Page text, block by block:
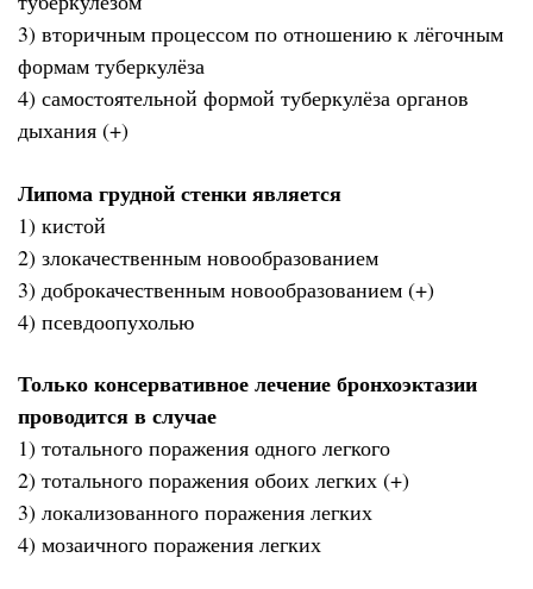
3) вторичным процессом по отношению к лёгочным
формам туберкулёза
4) самостоятельной формой туберкулёза органов
дыхания (+)
Липома грудной стенки является
1) кистой
2) злокачественным новообразованием
3) доброкачественным новообразованием (+)
4) псевдоопухолью
Только консервативное лечение бронхоэктазии
проводится в случае
1) тотального поражения одного легкого
2) тотального поражения обоих легких (+)
3) локализованного поражения легких
4) мозаичного поражения легких